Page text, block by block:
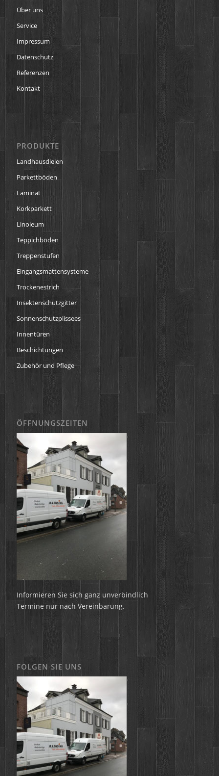
Über uns
Service
Impressum
Datenschutz
Referenzen
Kontakt
PRODUKTE
Landhausdielen
Parkettböden
Laminat
Korkparkett
Linoleum
Teppichböden
Treppenstufen
Eingangsmattensysteme
Trockenestrich
Insektenschutzgitter
Sonnenschutzplissees
Innentüren
Beschichtungen
Zubehör und Pflege
ÖFFNUNGSZEITEN
Informieren Sie sich ganz unverbindlich
Termine nur nach Vereinbarung.
FOLGEN SIE UNS